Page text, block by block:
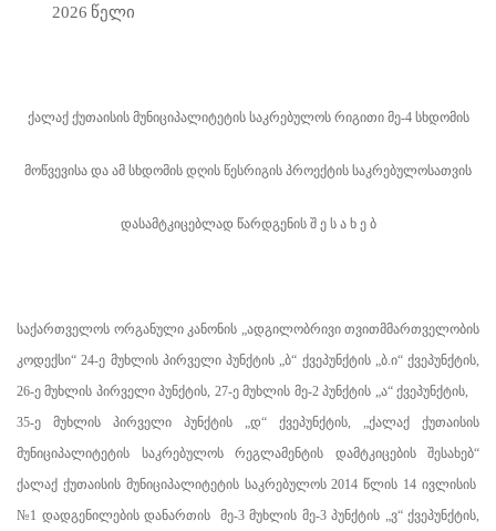
2026 წელი
ქალაქ ქუთაისის მუნიციპალიტეტის საკრებულოს რიგითი მე-4 სხდომის
მოწვევისა და ამ სხდომის დღის წესრიგის პროექტის საკრებულოსათვის
დასამტკიცებლად წარდგენის შ ე ს ა ხ ე ბ
საქართველოს ორგანული კანონის „ადგილობრივი თვითმმართველობის
კოდექსი“ 24-ე მუხლის პირველი პუნქტის „ბ“ ქვეპუნქტის „ბ.ი“ ქვეპუნქტის,
26-ე მუხლის პირველი პუნქტის, 27-ე მუხლის მე-2 პუნქტის „ა“ ქვეპუნქტის,
35-ე მუხლის პირველი პუნქტის „დ“ ქვეპუნქტის, „ქალაქ ქუთაისის
მუნიციპალიტეტის საკრებულოს რეგლამენტის დამტკიცების შესახებ“
ქალაქ ქუთაისის მუნიციპალიტეტის საკრებულოს 2014 წლის 14 ივლისის
№1 დადგენილების დანართის მე-3 მუხლის მე-3 პუნქტის „ვ“ ქვეპუნქტის,